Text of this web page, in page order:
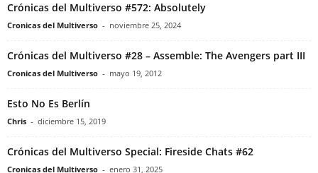
Crónicas del Multiverso #572: Absolutely
Cronicas del Multiverso - noviembre 25, 2024
Crónicas del Multiverso #28 – Assemble: The Avengers part III
Cronicas del Multiverso - mayo 19, 2012
Esto No Es Berlín
Chris - diciembre 15, 2019
Crónicas del Multiverso Special: Fireside Chats #62
Cronicas del Multiverso - enero 31, 2025